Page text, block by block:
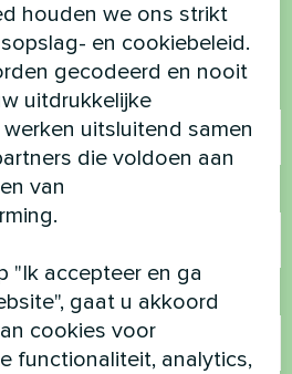
ons op en we helpen je
houden we ons strikt
en cookiebeleid.
gecodeerd en nooit
uitdrukkelijke
uitsluitend samen
die voldoen aan
van
"Ik accepteer en ga
gaat u akkoord
cookies voor
functionaliteit, analytics,